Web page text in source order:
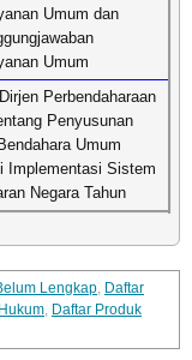
Umum dan
Umum
Perbendaharaan
Penyusunan
Umum
Implementasi Sistem
Negara Tahun
Lengkap, Daftar
, Daftar Produk